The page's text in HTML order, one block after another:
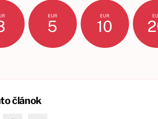
EUR
5
EUR
10
článok